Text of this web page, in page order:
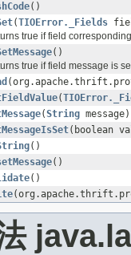
()
(TIOError._Fields
true if field
()
true if field message is
(
(String message)
(boolean
()
()
()